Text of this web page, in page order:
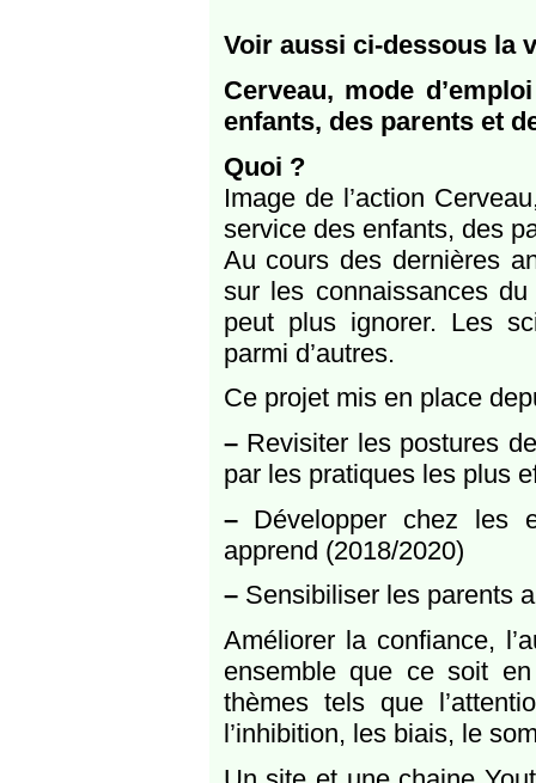
Voir aussi ci-dessous la
Cerveau, mode
enfants, des parents et
Quoi ?
Image de l’action
service des enfants, des
Au cours des dernières
sur les connaissances
peut plus ignorer. Les
parmi d’autres.
Ce projet mis en place
–Revisiter les postures
par les pratiques les plus
–Développer chez les
apprend (2018/2020)
–Sensibiliser les parents
Améliorer la confiance,
ensemble que ce soit
thèmes tels que
l’inhibition, les biais, le